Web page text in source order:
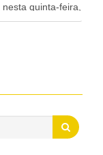
quinta-feira,
disse hoje em
o ano
três bilhões de
alas, mais de
rurais.